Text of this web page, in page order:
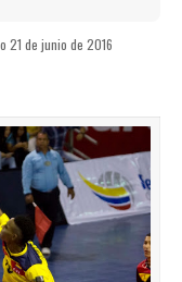
21 de junio de 2016